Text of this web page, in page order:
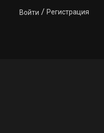
Войти / Регистрация